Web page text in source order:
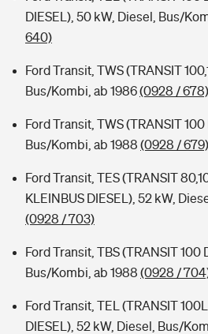
DIESEL), 50 kW, Diesel, Bus/
640)
Ford Transit, TWS (TRANSIT
Bus/Kombi, ab 1986(0928 / 678)
Ford Transit, TWS (TRANSIT 100
Bus/Kombi, ab 1988 (0928 / 679)
Ford Transit, TES (TRANSIT
KLEINBUS DIESEL), 52 kW,
(0928 / 703)
Ford Transit, TBS (TRANSIT 100
Bus/Kombi, ab 1988 (0928 /
Ford Transit, TEL (TRANSIT
DIESEL), 52 kW, Diesel, Bus/